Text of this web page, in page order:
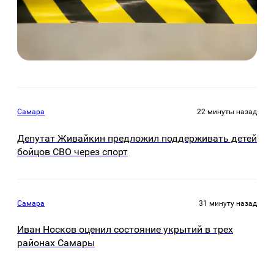
Самара 22 минуты назад
Депутат Живайкин предложил поддерживать детей
бойцов СВО через спорт
Самара 31 минуту назад
Иван Носков оценил состояние укрытий в трех
районах Самары